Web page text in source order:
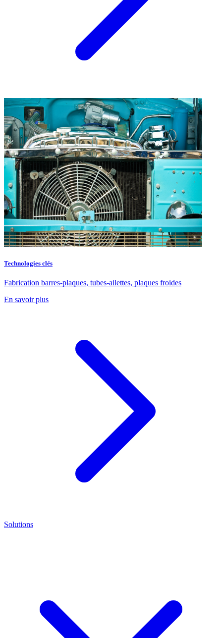
Technologies clés
Fabrication barres-plaques, tubes-ailettes, plaques froides
En savoir plus
Solutions